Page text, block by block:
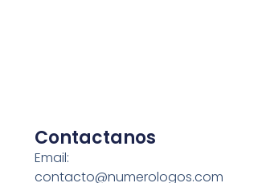
Contactanos
Email:
contacto@numerologos.com